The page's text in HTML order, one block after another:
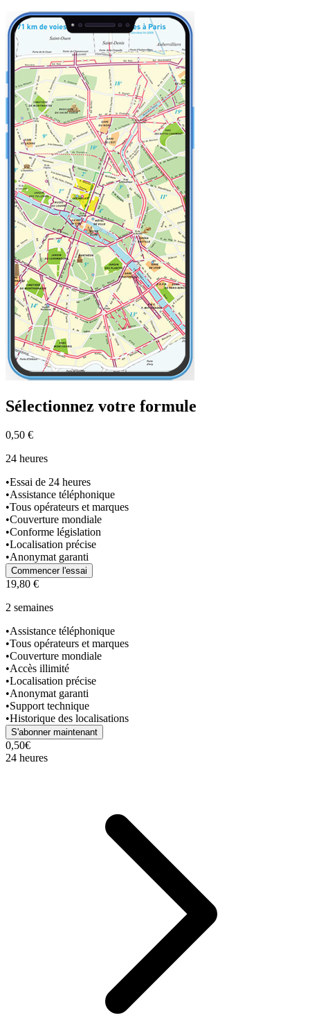
Sélectionnez votre formule
0,50 €
24 heures
•Essai de 24 heures
•Assistance téléphonique
•Tous opérateurs et marques
•Couverture mondiale
•Conforme législation
•Localisation précise
•Anonymat garanti
Commencer l'essai
19,80 €
2 semaines
•Assistance téléphonique
•Tous opérateurs et marques
•Couverture mondiale
•Accès illimité
•Localisation précise
•Anonymat garanti
•Support technique
•Historique des localisations
S'abonner maintenant
0,50€
24 heures